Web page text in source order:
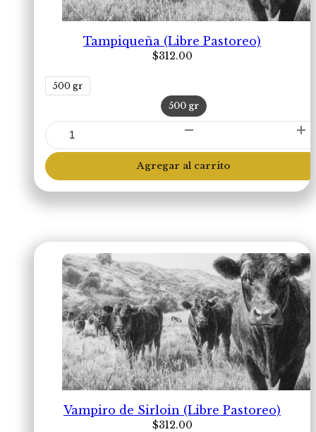
Tampiqueña (Libre Pastoreo)
$312.00
500 gr
500 gr
Tampiqueña
(Libre
Pastoreo)
cantidad
Agregar al carrito
Vampiro de Sirloin (Libre Pastoreo)
$312.00